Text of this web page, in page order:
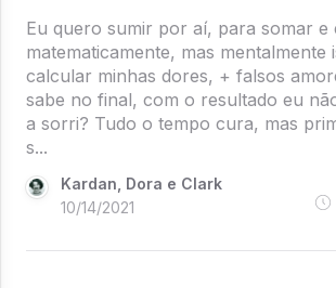
Eu quero sumir por aí, para somar e
matematicamente, mas mentalmente
calcular minhas dores, + falsos
sabe no final, com o resultado eu
a sorri? Tudo o tempo cura, mas
s...
Kardan, Dora e Clark
10/14/2021